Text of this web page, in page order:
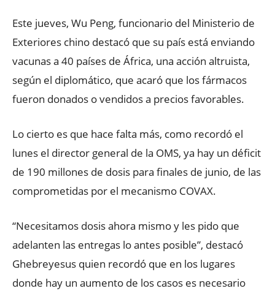
Este jueves, Wu Peng, funcionario del Ministerio de
Exteriores chino destacó que su país está enviando
vacunas a 40 países de África, una acción altruista,
según el diplomático, que acaró que los fármacos
fueron donados o vendidos a precios favorables.
Lo cierto es que hace falta más, como recordó el
lunes el director general de la OMS, ya hay un déficit
de 190 millones de dosis para finales de junio, de las
comprometidas por el mecanismo COVAX.
“Necesitamos dosis ahora mismo y les pido que
adelanten las entregas lo antes posible”, destacó
Ghebreyesus quien recordó que en los lugares
donde hay un aumento de los casos es necesario